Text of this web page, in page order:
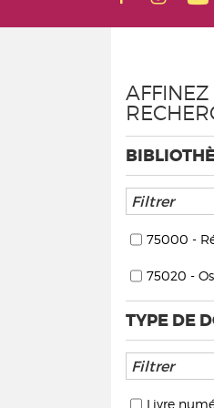
75000 -
75020 -
TYPE DE
Livre